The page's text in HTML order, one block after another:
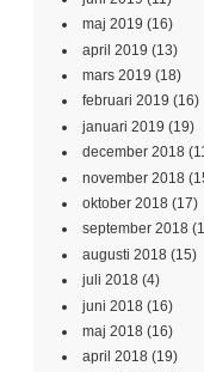
maj 2019 (16)
april 2019 (13)
mars 2019 (18)
februari 2019 (16)
januari 2019 (19)
december 2018
november 2018
oktober 2018 (17)
september 2018
augusti 2018 (15)
juli 2018 (4)
juni 2018 (16)
maj 2018 (16)
april 2018 (19)